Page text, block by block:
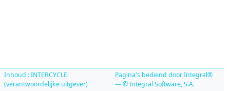
Inhoud : INTERCYCLE
(verantwoordelijke uitgever)
Pagina's bediend door Integral®
— © Integral Software, S.A.